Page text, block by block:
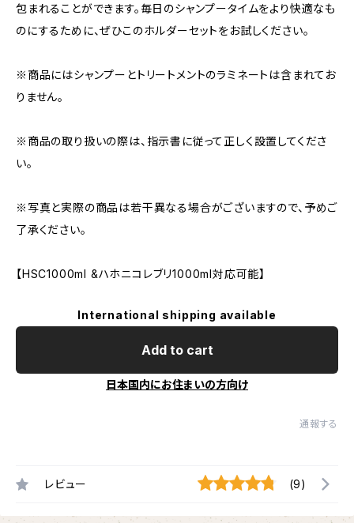
包まれることができます。毎日のシャンプータイムをより快適なも
のにするために、ぜひこのホルダーセットをお試しください。
※商品にはシャンプーとトリートメントのラミネートは含まれてお
りません。
※商品の取り扱いの際は、指示書に従って正しく設置してくださ
い。
※写真と実際の商品は若干異なる場合がございますので、予めご
了承ください。
【HSC1000ml &ハホニコレブリ1000ml対応可能】
International shipping available
Add to cart
日本国内にお住まいの方向け
通報する
レビュー (9)